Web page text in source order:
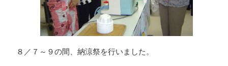
８／７～９の間、納涼祭を行いました。